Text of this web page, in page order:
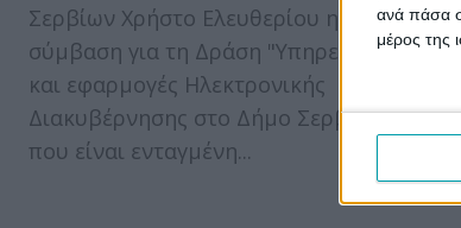
ανά πάσα
μέρος της
Σερβίων Χρήστο Ελευθερίου η
σύμβαση για τη Δράση "Υπηρεσίες
και εφαρμογές Ηλεκτρονικής
Διακυβέρνησης στο Δήμο Σερβίων"
που είναι ενταγμένη...